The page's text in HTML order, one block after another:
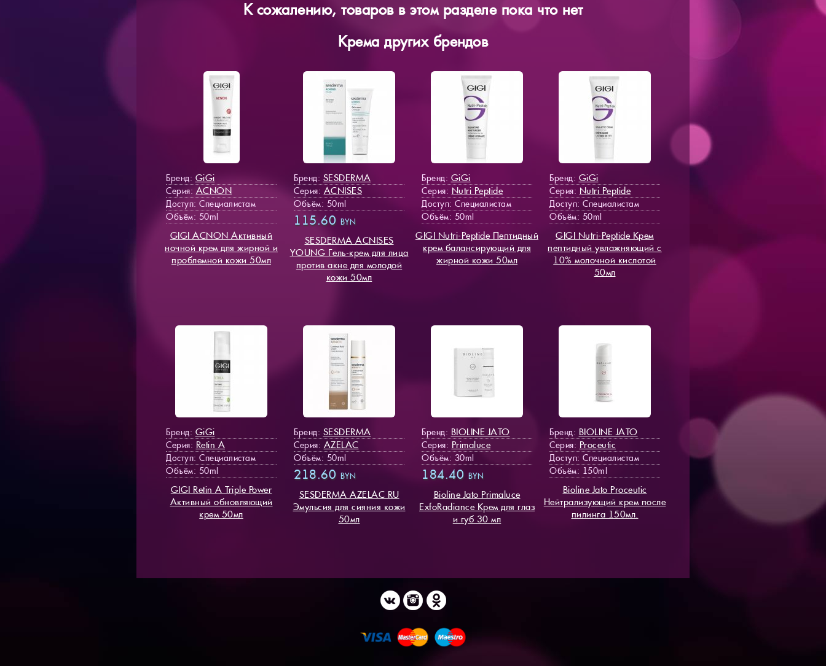
К сожалению, товаров в этом разделе пока что нет
Крема других брендов
Бренд: GiGi
Серия: ACNON
Доступ: Специалистам
Объём: 50ml
GIGI ACNON Активный
ночной крем для жирной и
проблемной кожи 50мл
Бренд: SESDERMA
Серия: ACNISES
Объём: 50ml
115.60 BYN
SESDERMA ACNISES
YOUNG Гель-крем для лица
против акне для молодой
кожи 50мл
Бренд: GiGi
Серия: Nutri Peptide
Доступ: Специалистам
Объём: 50ml
GIGI Nutri-Peptide Пептидный
крем балансирующий для
жирной кожи 50мл
Бренд: GiGi
Серия: Nutri Peptide
Доступ: Специалистам
Объём: 50ml
GIGI Nutri-Peptide Крем
пептидный увлажняющий с
10% молочной кислотой
50мл
Бренд: GiGi
Серия: Retin A
Доступ: Специалистам
Объём: 50ml
GIGI Retin A Triple Power
Активный обновляющий
крем 50мл
Бренд: SESDERMA
Серия: AZELAC
Объём: 50ml
218.60 BYN
SESDERMA AZELAC RU
Эмульсия для сияния кожи
50мл
Бренд: BIOLINE JATO
Серия: Primaluce
Объём: 30ml
184.40 BYN
Bioline Jato Primaluce
ExfoRadiance Крем для глаз
и губ 30 мл
Бренд: BIOLINE JATO
Серия: Proceutic
Доступ: Специалистам
Объём: 150ml
Bioline Jato Proceutic
Нейтрализующий крем после
пилинга 150мл.